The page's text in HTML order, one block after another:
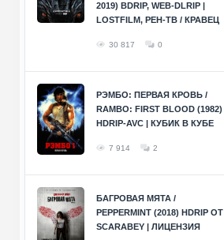
2019) BDRIP, WEB-DLRIP |
LOSTFILM, РЕН-ТВ / КРАВЕЦ
30 817 0
РЭМБО: ПЕРВАЯ КРОВЬ /
RAMBO: FIRST BLOOD (1982)
HDRIP-AVC | КУБИК В КУБЕ
7 914 2
БАГРОВАЯ МЯТА /
PEPPERMINT (2018) HDRIP ОТ
SCARABEY | ЛИЦЕНЗИЯ